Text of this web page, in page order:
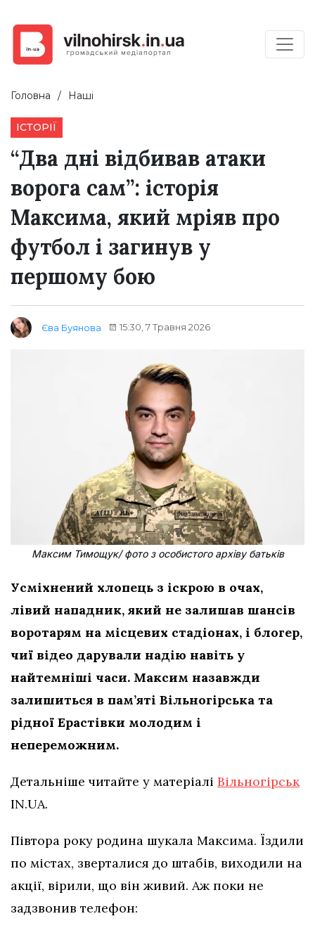
Головна Наші
ІСТОРІЇ
“Два дні відбивав атаки
ворога сам”: історія
Максима, який мріяв про
футбол і загинув у
першому бою
Єва Буянова 15:30, 7 Травня 2026
Максим Тимощук/ фото з особистого архіву батьків
Усміхнений хлопець з іскрою в очах,
лівий нападник, який не залишав шансів
воротарям на місцевих стадіонах, і блогер,
чиї відео дарували надію навіть у
найтемніші часи. Максим назавжди
залишиться в пам’яті Вільногірська та
рідної Ерастівки молодим і
непереможним.
Детальніше читайте у матеріалі Вільногірськ
IN.UA.
Півтора року родина шукала Максима. Їздили
по містах, зверталися до штабів, виходили на
акції, вірили, що він живий. Аж поки не
задзвонив телефон: